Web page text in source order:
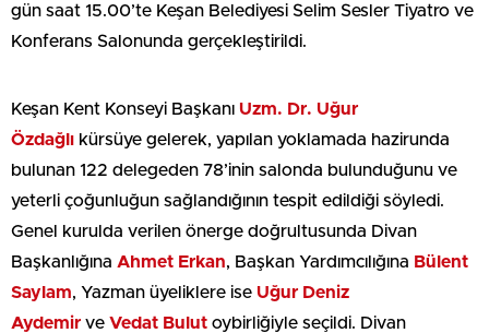
gün saat 15.00’te Keşan Belediyesi Selim Sesler Tiyatro ve
Konferans Salonunda gerçekleştirildi.
Keşan Kent Konseyi Başkanı Uzm. Dr. Uğur
Özdağlı kürsüye gelerek, yapılan yoklamada hazirunda
bulunan 122 delegeden 78’inin salonda bulunduğunu ve
yeterli çoğunluğun sağlandığının tespit edildiği söyledi.
Genel kurulda verilen önerge doğrultusunda Divan
Başkanlığına Ahmet Erkan, Başkan Yardımcılığına Bülent
Saylam, Yazman üyeliklere ise Uğur Deniz
Aydemir ve Vedat Bulut oybirliğiyle seçildi. Divan